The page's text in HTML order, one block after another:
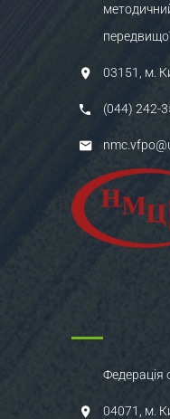
03151, м.
(044) 242-
Федерація
04071, м.